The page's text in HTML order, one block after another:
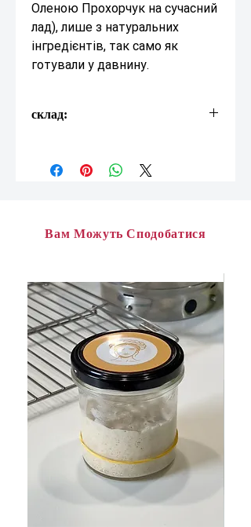
Оленою Прохорчук на сучасний
лад), лише з натуральних
інгредієнтів, так само як
готували у давнину.
склад:
натуральний мед
Вам Можуть Сподобатися